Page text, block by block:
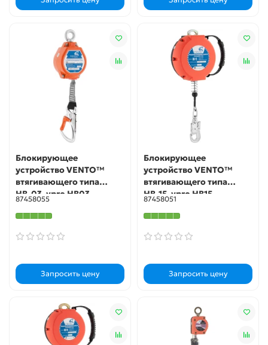
Блокирующее
устройство VENTO™
втягивающего типа
НВ-03, vpro HB03
87458055
Запросить цену
Блокирующее
устройство VENTO™
втягивающего типа
НВ-15, vpro HB15
87458051
Запросить цену